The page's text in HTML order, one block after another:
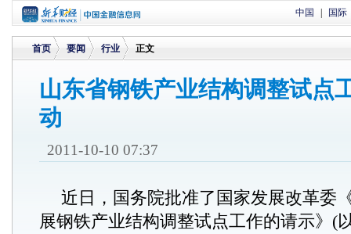
中国 国际
首页
>
要闻 行业 正文
山东省钢铁产业结构调整试点
动
2011-10-10 07:37
近日，国务院批准了国家发展改革委
展钢铁产业结构调整试点工作的请示》(